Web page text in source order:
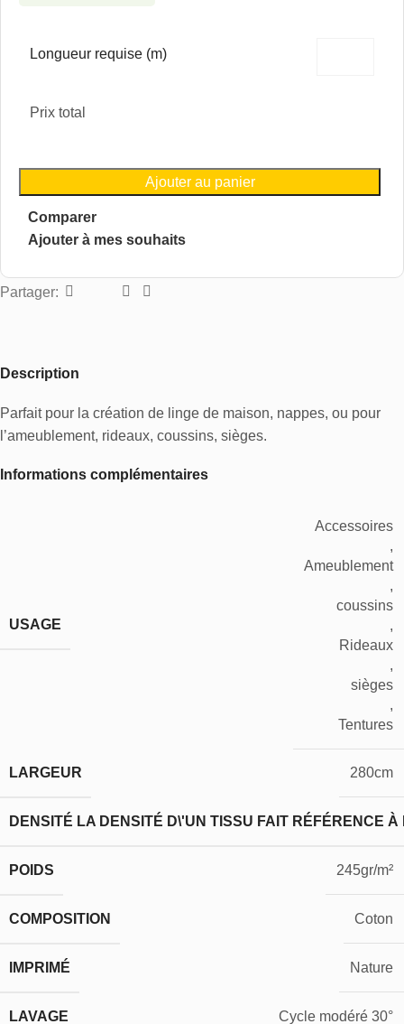
Longueur requise (m)
Prix total
Ajouter au panier
Comparer
Ajouter à mes souhaits
Partager:
Description
Parfait pour la création de linge de maison, nappes, ou pour
l’ameublement, rideaux, coussins, sièges.
Informations complémentaires
USAGE
Accessoires
,
Ameublement
,
coussins
,
Rideaux
,
sièges
,
Tentures
LARGEUR 280cm
DENSITÉ LA DENSITÉ D\'UN TISSU FAIT RÉFÉRENCE
POIDS 245gr/m²
COMPOSITION Coton
IMPRIMÉ Nature
LAVAGE Cycle modéré 30°